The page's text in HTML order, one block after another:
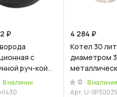
₽
с
руч-кой
В наличии
ч1430
4 284 ₽
Кoтeл 30
диаметром
крышкой
(Уцененный
0
В наличии
Арт. U-